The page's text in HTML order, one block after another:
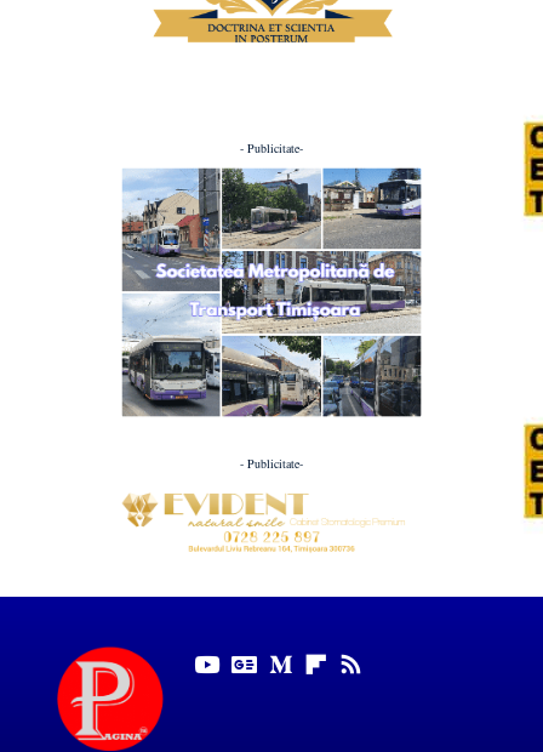
- Publicitate-
- Publicitate-